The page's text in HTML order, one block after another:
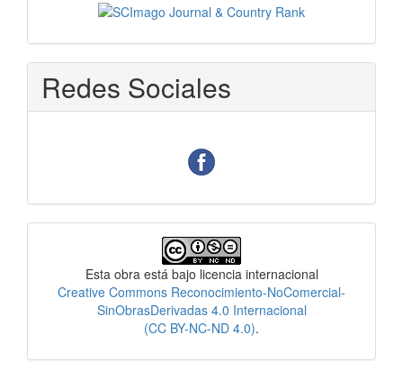
Redes Sociales
Esta obra está bajo licencia internacional
Creative Commons Reconocimiento-NoComercial-
SinObrasDerivadas 4.0 Internacional
(CC BY-NC-ND 4.0).